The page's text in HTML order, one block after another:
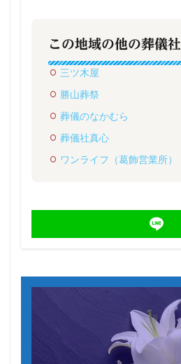
この地域の他の葬儀社
三ツ木屋
勝山葬祭
葬儀のなかむら
葬儀社真心
ワンライフ（葛飾営業所）